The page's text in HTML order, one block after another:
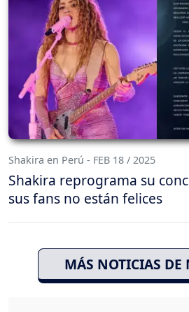
Shakira en Perú - FEB 18 / 2025
Shakira reprograma su
sus fans no están felices
MÁS NOTICIAS DE